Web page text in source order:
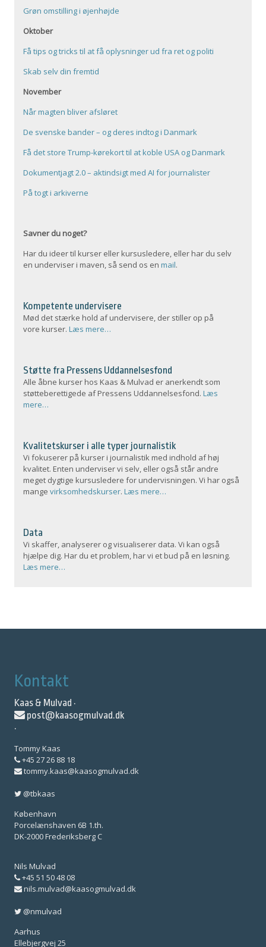
Grøn omstilling i øjenhøjde
Oktober
Få tips og tricks til at få oplysninger ud fra ret og politi
Skab selv din fremtid
November
Når magten bliver afsløret
De svenske bander – og deres indtog i Danmark
Få det store Trump-kørekort til at koble USA og Danmark
Dokumentjagt 2.0 – aktindsigt med AI for journalister
På togt i arkiverne
Savner du noget?
Har du ideer til kurser eller kursusledere, eller har du selv
en underviser i maven, så send os enmail.
Kompetente undervisere
Mød det stærke hold af undervisere, der stiller op på
vore kurser.Læs mere…
Støtte fra Pressens Uddannelsesfond
Alle åbne kurser hos Kaas & Mulvad er anerkendt som
støtteberettigede af Pressens Uddannelsesfond.Læs
mere…
Kvalitetskurser i alle typer journalistik
Vi fokuserer på kurser i journalistik med indhold af høj
kvalitet. Enten underviser vi selv, eller også står andre
meget dygtige kursusledere for undervisningen. Vi har også
mangevirksomhedskurser.Læs mere…
Data
Vi skaffer, analyserer og visualiserer data. Vi kan også
hjælpe dig. Har du et problem, har vi et bud på en løsning.
Læs mere…
Kontakt
Kaas & Mulvad ·
post@kaasogmulvad.dk
·
Tommy Kaas
+45 27 26 88 18
tommy.kaas@kaasogmulvad.dk
@tbkaas
København
Porcelænshaven 6B 1.th.
DK-2000 Frederiksberg C
Nils Mulvad
+45 51 50 48 08
nils.mulvad@kaasogmulvad.dk
@nmulvad
Aarhus
Ellebjergvej 25